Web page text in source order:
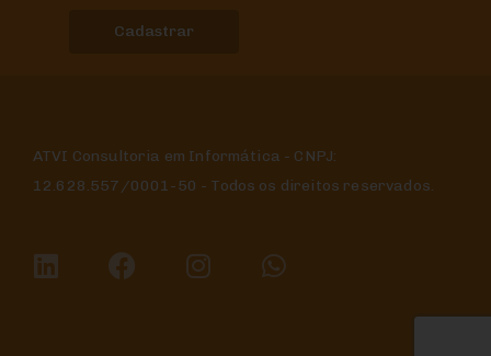
ATVI Consultoria em Informática - CNPJ:
12.628.557/0001-50 - Todos os direitos reservados.